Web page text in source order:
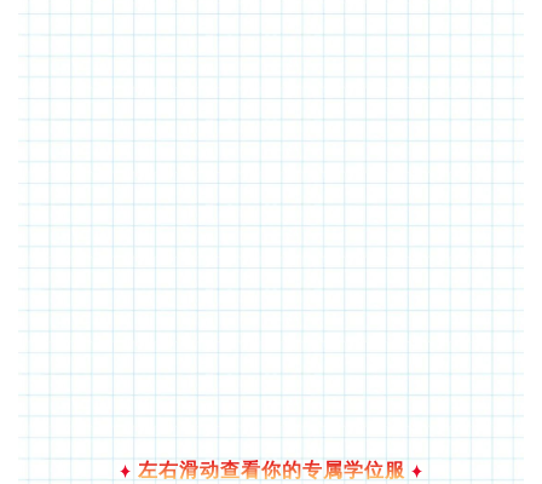
左右滑动查看你的专属学位服